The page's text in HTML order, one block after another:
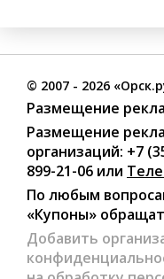
© 2007 - 2026
Размещение
Размещение
организаций: +7
899-21-06 или
По любым
«Купоны»
Добавить